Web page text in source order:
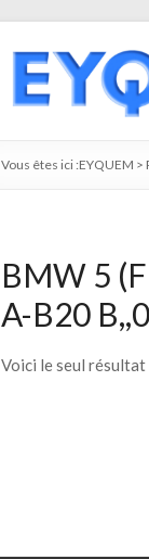
Vous êtes ici :EYQUEM >
BMW 5
A-B20
Voici le seul résultat